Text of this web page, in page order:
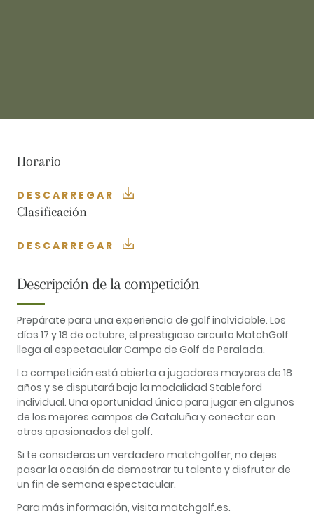
Horario
DESCARREGAR
Clasificación
DESCARREGAR
Descripción de la competición
Prepárate para una experiencia de golf inolvidable. Los
días 17 y 18 de octubre, el prestigioso circuito MatchGolf
llega al espectacular Campo de Golf de Peralada.
La competición está abierta a jugadores mayores de 18
años y se disputará bajo la modalidad Stableford
individual. Una oportunidad única para jugar en algunos
de los mejores campos de Cataluña y conectar con
otros apasionados del golf.
Si te consideras un verdadero matchgolfer, no dejes
pasar la ocasión de demostrar tu talento y disfrutar de
un fin de semana espectacular.
Para más información, visita matchgolf.es.